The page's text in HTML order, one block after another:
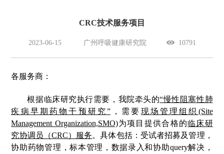
CRC技术服务项目
2023-06-15 广州呼吸健康研究院 10791
各服务商：
根据临床研究执行需要，我院牵头的“慢性阻塞性肺
疾病早期药物干预研究” ，需要 现场管理组织(Site
Management Organization,SMO)为项目提供合格的临床研
究协调员（CRC）服务。具体包括：受试者招募及管理，
协助药物管理，标本管理，数据录入和协助query解决，